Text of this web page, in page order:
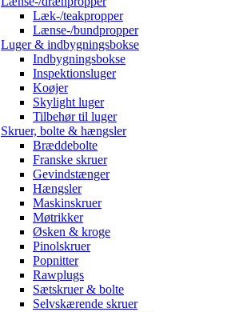
Læk-/teakpropper
Lænse-/bundpropper
Luger & indbygningsbokse
Indbygningsbokse
Inspektionsluger
Koøjer
Skylight luger
Tilbehør til luger
Skruer, bolte & hængsler
Bræddebolte
Franske skruer
Gevindstænger
Hængsler
Maskinskruer
Møtrikker
Øsken & kroge
Pinolskruer
Popnitter
Rawplugs
Sætskruer & bolte
Selvskærende skruer